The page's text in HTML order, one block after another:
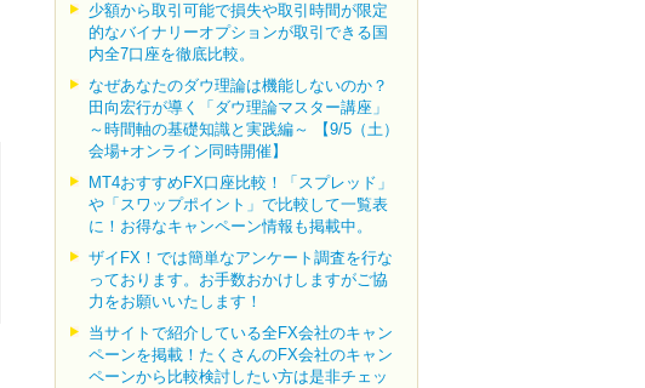
少額から取引可能で損失や取引時間が限定
的なバイナリーオプションが取引できる国
内全7口座を徹底比較。
なぜあなたのダウ理論は機能しないのか？
田向宏行が導く「ダウ理論マスター講座」
～時間軸の基礎知識と実践編～ 【9/5（土）
会場+オンライン同時開催】
MT4おすすめFX口座比較！「スプレッド」
や「スワップポイント」で比較して一覧表
に！お得なキャンペーン情報も掲載中。
ザイFX！では簡単なアンケート調査を行な
っております。お手数おかけしますがご協
力をお願いいたします！
当サイトで紹介している全FX会社のキャン
ペーンを掲載！たくさんのFX会社のキャン
ペーンから比較検討したい方は是非チェッ